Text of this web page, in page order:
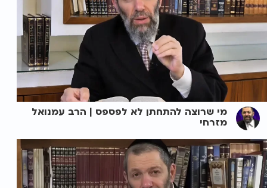
מי שרוצה להתחתן לא לפספס | הרב עמנואל
מזרחי